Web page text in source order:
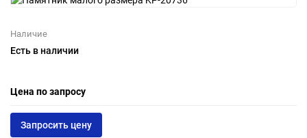
Наличие
Есть в наличии
Цена по запросу
Запросить цену